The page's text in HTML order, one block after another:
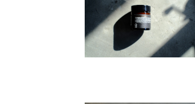
Organic Way lip＆beard sal
ve[リップ＆スキンケア]
¥5,980